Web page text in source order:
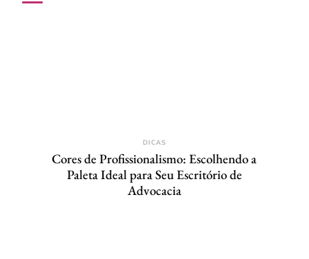
DICAS
Cores de Profissionalismo: Escolhendo a
Paleta Ideal para Seu Escritório de
Advocacia